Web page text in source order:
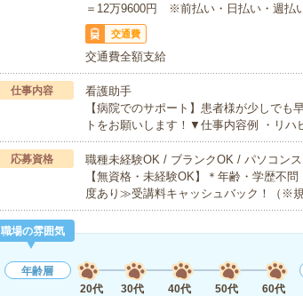
＝12万9600円 ※前払い・日払い・週払
交通費
交通費全額支給
仕事内容
看護助手
【病院でのサポート】患者様が少しで
トをお願いします！▼仕事内容例 ・リ
応募資格
職種未経験OK / ブランクOK / パソコン
【無資格・未経験OK】＊年齢・学歴不
度あり≫受講料キャッシュバック！（※
職場の雰囲気
年齢層
20代
30代 40代 50代 60代